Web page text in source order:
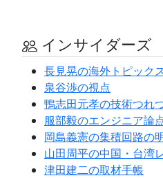
インサイダーズ
長見晃の海外トピック
泉谷渉の視点
鴨志田元孝の技術つれ
服部毅のエンジニア論
岡島義憲の集積回路の
山田周平の中国・台湾
津田建二の取材手帳